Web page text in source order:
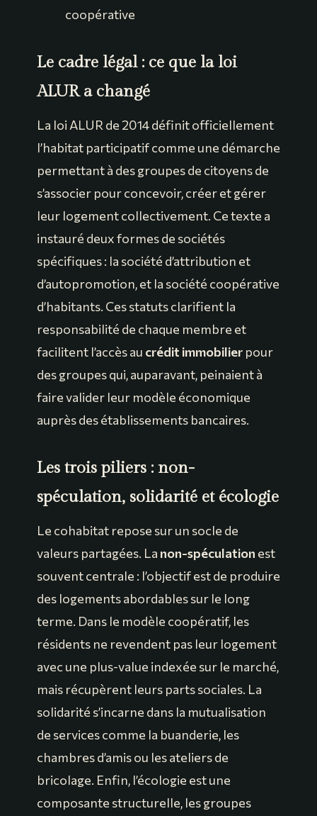
coopérative
Le cadre légal : ce que la loi
ALUR a changé
La loi ALUR de 2014 définit officiellement
l’habitat participatif comme une démarche
permettant à des groupes de citoyens de
s’associer pour concevoir, créer et gérer
leur logement collectivement. Ce texte a
instauré deux formes de sociétés
spécifiques : la société d’attribution et
d’autopromotion, et la société coopérative
d’habitants. Ces statuts clarifient la
responsabilité de chaque membre et
facilitent l’accès au crédit immobilier pour
des groupes qui, auparavant, peinaient à
faire valider leur modèle économique
auprès des établissements bancaires.
Les trois piliers : non-
spéculation, solidarité et écologie
Le cohabitat repose sur un socle de
valeurs partagées. La non-spéculation est
souvent centrale : l’objectif est de produire
des logements abordables sur le long
terme. Dans le modèle coopératif, les
résidents ne revendent pas leur logement
avec une plus-value indexée sur le marché,
mais récupèrent leurs parts sociales. La
solidarité s’incarne dans la mutualisation
de services comme la buanderie, les
chambres d’amis ou les ateliers de
bricolage. Enfin, l’écologie est une
composante structurelle, les groupes